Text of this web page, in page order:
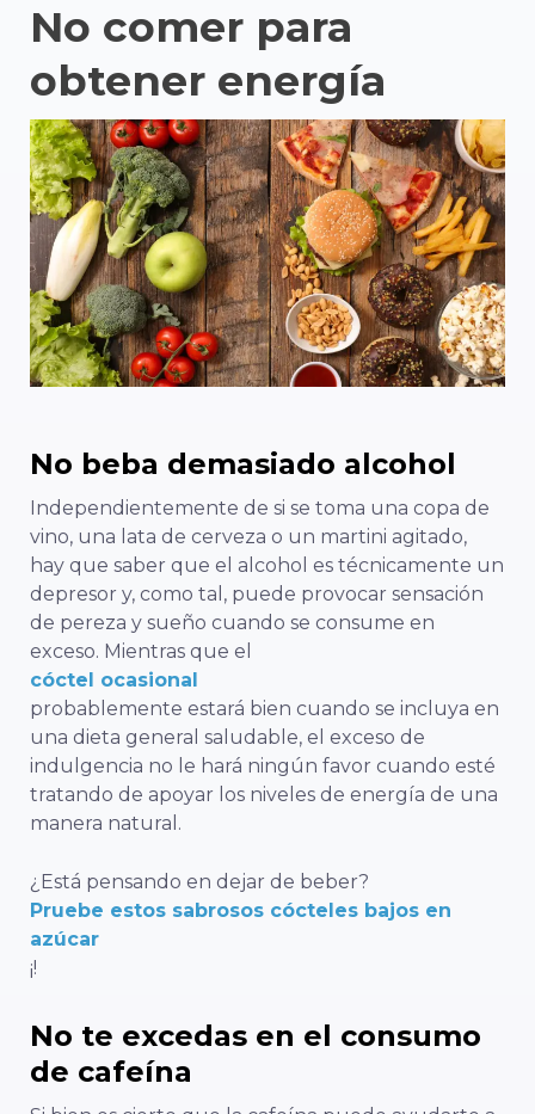
No comer para
obtener energía
No beba demasiado alcohol
Independientemente de si se toma una copa de
vino, una lata de cerveza o un martini agitado,
hay que saber que el alcohol es técnicamente un
depresor y, como tal, puede provocar sensación
de pereza y sueño cuando se consume en
exceso. Mientras que el
cóctel ocasional
probablemente estará bien cuando se incluya en
una dieta general saludable, el exceso de
indulgencia no le hará ningún favor cuando esté
tratando de apoyar los niveles de energía de una
manera natural.
¿Está pensando en dejar de beber?
Pruebe estos sabrosos cócteles bajos en
azúcar
¡!
No te excedas en el consumo
de cafeína